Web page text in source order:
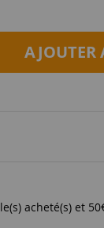
AJOUTER
acheté(s) et